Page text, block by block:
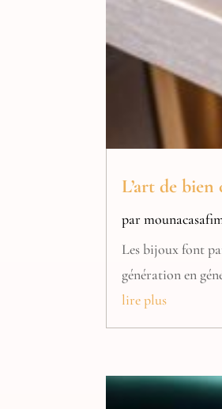
L’art de
par
Les bijoux font
génération en
lire plus